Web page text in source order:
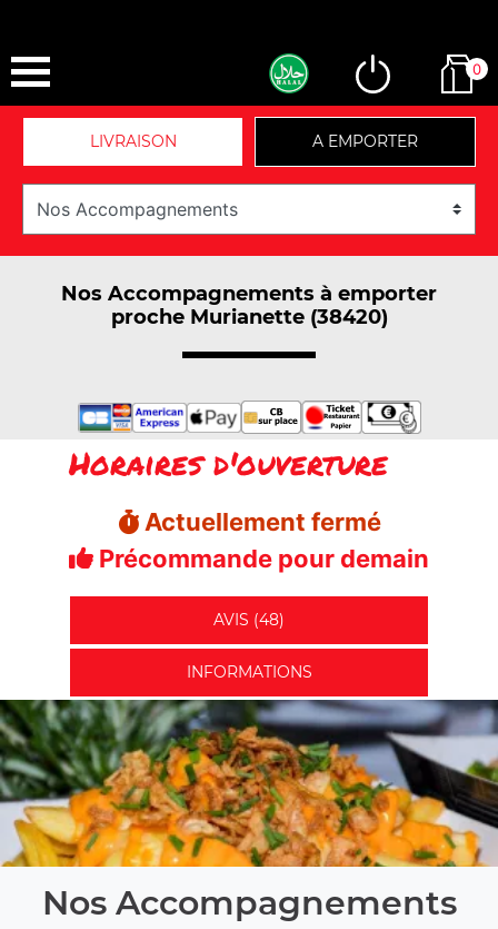
0
LIVRAISON A EMPORTER
Nos Accompagnements à emporter
proche Murianette (38420)
Horaires d'ouverture
Actuellement fermé
Précommande pour demain
AVIS (48)
INFORMATIONS
Nos Accompagnements